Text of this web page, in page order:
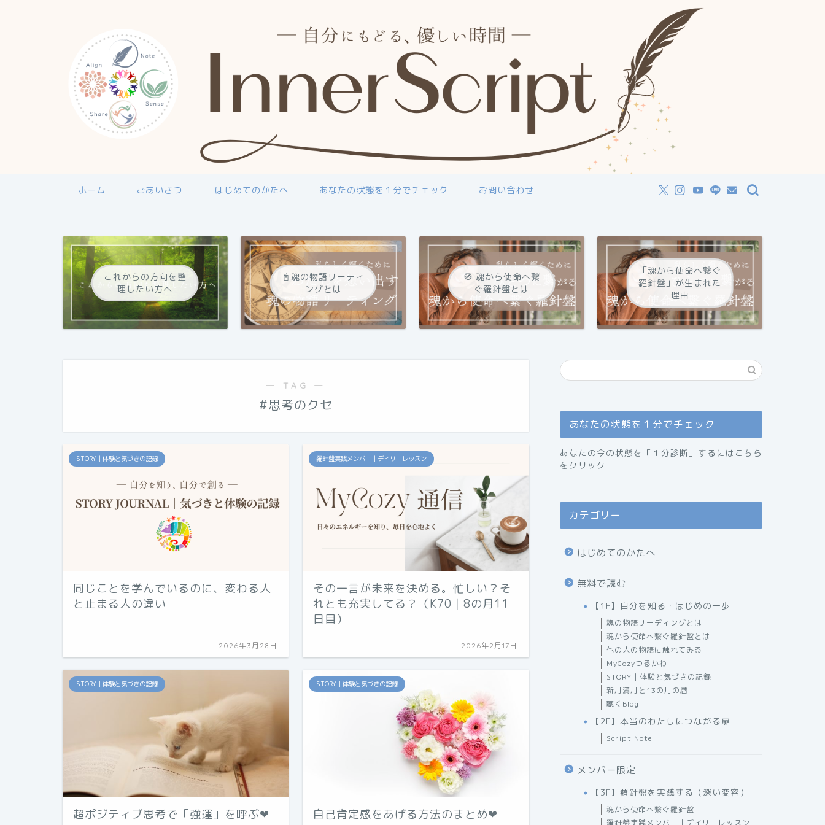
ホーム ごあいさつ はじめてのかたへ あなたの状態を１分でチェック お問い合わせ
これからの方向を整
理したい方へ
📓魂の物語リーティ
ングとは
🧭 魂から使命へ繋
ぐ羅針盤とは
「魂から使命へ繋ぐ
羅針盤」が生まれた
理由
― TAG ―
#思考のクセ
STORY｜体験と気づきの記録
同じことを学んでいるのに、変わる人
と止まる人の違い
2026年3月28日
羅針盤実践メンバー｜デイリーレッスン
その一言が未来を決める。忙しい？そ
れとも充実してる？（K70｜8の月11
日目）
2026年2月17日
STORY｜体験と気づきの記録
超ポジティブ思考で「強運」を呼ぶ❤︎
STORY｜体験と気づきの記録
自己肯定感をあげる方法のまとめ❤︎
あなたの状態を１分でチェック
あなたの今の状態を「１分診断」するにはこちら
をクリック
カテゴリー
はじめてのかたへ
無料で読む
【1F】自分を知る・はじめの一歩
魂の物語リーディングとは
魂から使命へ繋ぐ羅針盤とは
他の人の物語に触れてみる
MyCozyつるかわ
STORY｜体験と気づきの記録
新月満月と13の月の暦
聴くBlog
【2F】本当のわたしにつながる扉
Script Note
メンバー限定
【3F】羅針盤を実践する（深い変容）
魂から使命へ繋ぐ羅針盤